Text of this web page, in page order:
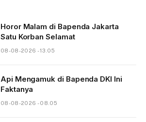
Horor Malam di Bapenda Jakarta
Satu Korban Selamat
08-08-2026 - 13.05
Api Mengamuk di Bapenda DKI Ini
Faktanya
08-08-2026 - 08.05